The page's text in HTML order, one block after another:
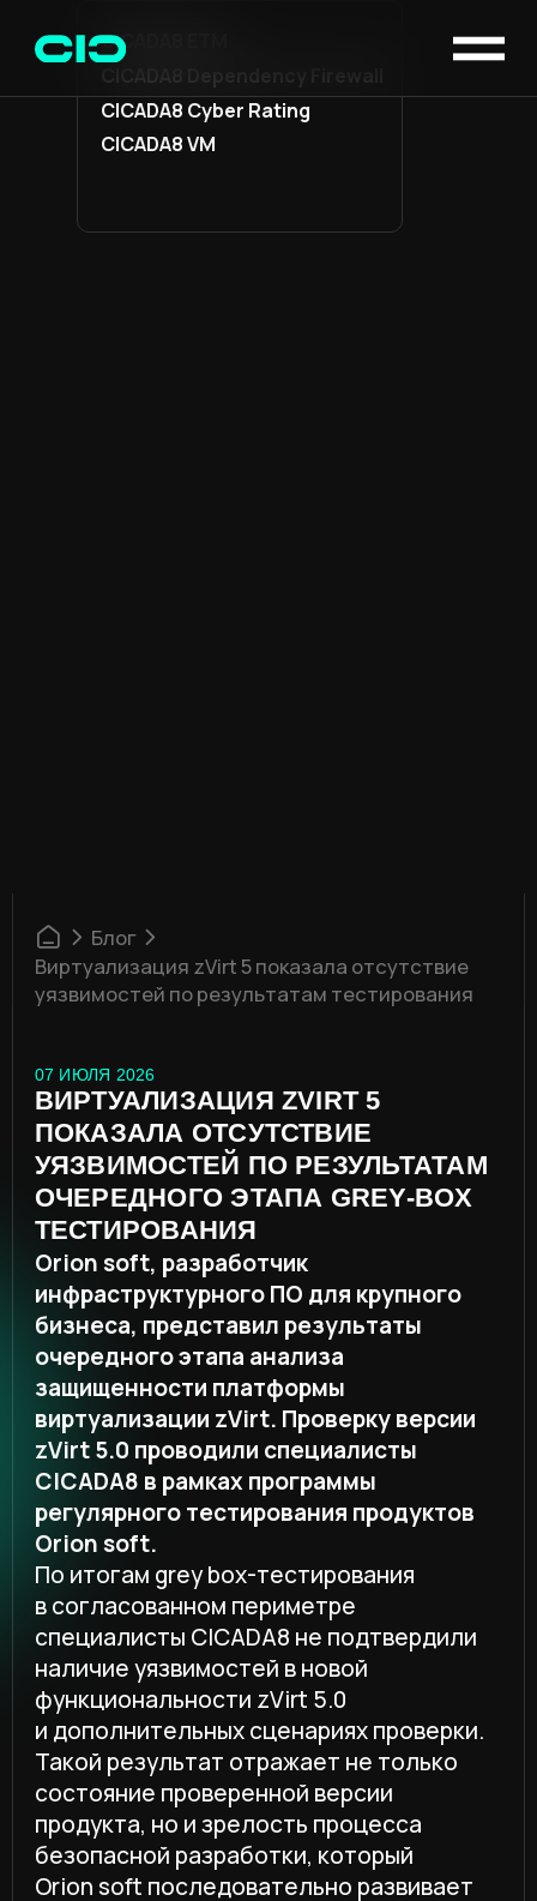
CICADA8 ETM
CICADA8 Cyber Rating
CICADA8 VM
ВИРТУАЛИЗАЦИЯ ZVIRT 5
ПОКАЗАЛА ОТСУТСТВИЕ
УЯЗВИМОСТЕЙ ПО РЕЗУЛЬТАТАМ
ОЧЕРЕДНОГО ЭТАПА GREY-BOX
инфраструктурного ПО для крупного
бизнеса, представил результаты
очередного этапа анализа
защищенности платформы
виртуализации zVirt. Проверку версии
zVirt 5.0 проводили специалисты
CICADA8 в рамках программы
регулярного тестирования продуктов
Orion soft.
По итогам grey box-тестирования
в согласованном периметре
специалисты CICADA8 не подтвердили
наличие уязвимостей в новой
функциональности zVirt 5.0
и дополнительных сценариях проверки.
Такой результат отражает не только
состояние проверенной версии
продукта, но и зрелость процесса
безопасной разработки, который
Orion soft последовательно развивает
совместно с внешними экспертами.
Формат grey box предполагает, что
команда тестирования обладает
ограниченной информацией о системе
и проверяет продукт с позиции
авторизованного пользователя. Такой
подход позволяет оценить устойчивость
ключевых механизмов безопасности
в реалистичных условиях эксплуатации,
но корректно интерпретировать его
именно в рамках выбранной методики,
периметра и временных ограничений.